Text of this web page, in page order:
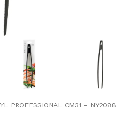
PROFESSIONAL CM31 – NY2088